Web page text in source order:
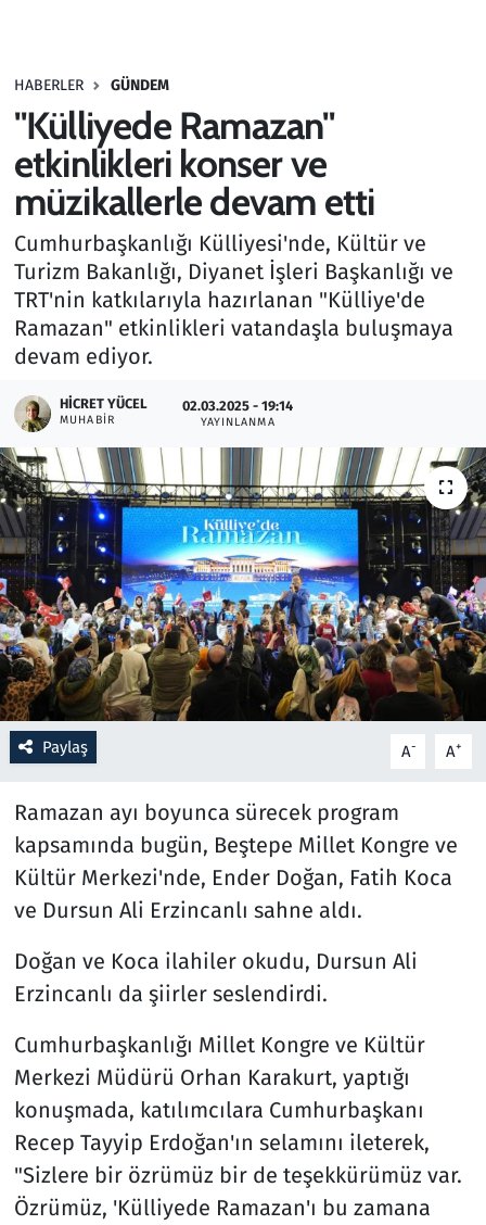
HABERLER GÜNDEM
"Külliyede Ramazan"
etkinlikleri konser ve
müzikallerle devam etti
Cumhurbaşkanlığı Külliyesi'nde, Kültür ve
Turizm Bakanlığı, Diyanet İşleri Başkanlığı ve
TRT'nin katkılarıyla hazırlanan "Külliye'de
Ramazan" etkinlikleri vatandaşla buluşmaya
devam ediyor.
HICRET YÜCEL
MUHABIR
02.03.2025 - 19:14
YAYINLANMA
Paylaş A- A+
Ramazan ayı boyunca sürecek program
kapsamında bugün, Beştepe Millet Kongre ve
Kültür Merkezi'nde, Ender Doğan, Fatih Koca
ve Dursun Ali Erzincanlı sahne aldı.
Doğan ve Koca ilahiler okudu, Dursun Ali
Erzincanlı da şiirler seslendirdi.
Cumhurbaşkanlığı Millet Kongre ve Kültür
Merkezi Müdürü Orhan Karakurt, yaptığı
konuşmada, katılımcılara Cumhurbaşkanı
Recep Tayyip Erdoğan'ın selamını ileterek,
"Sizlere bir özrümüz bir de teşekkürümüz var.
Özrümüz, 'Külliyede Ramazan'ı bu zamana
Haber
Kültür Sanat
Kurumsal Haberler
Lezzet Durağı
Memur ve Kamu
Otomobil
Oyun
Ramazan
Resmi İlanlar
Rüya Tabirleri
Sağlık
Savunma Sanayi
Seçim 2023
Spor
Teknoloji ve Bilim
Televizyon